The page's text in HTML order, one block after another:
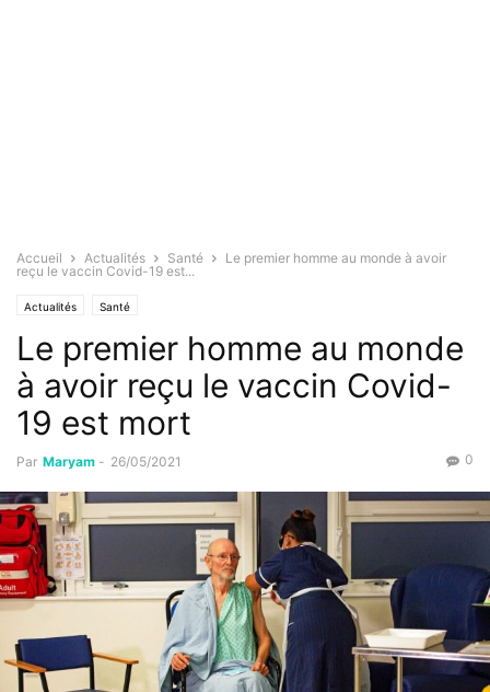
Accueil Actualités Santé
Le premier homme au monde à avoir
reçu le vaccin Covid-19 est...
Actualités Santé
Le premier homme au monde
à avoir reçu le vaccin Covid-
19 est mort
Par Maryam - 26/05/2021 0